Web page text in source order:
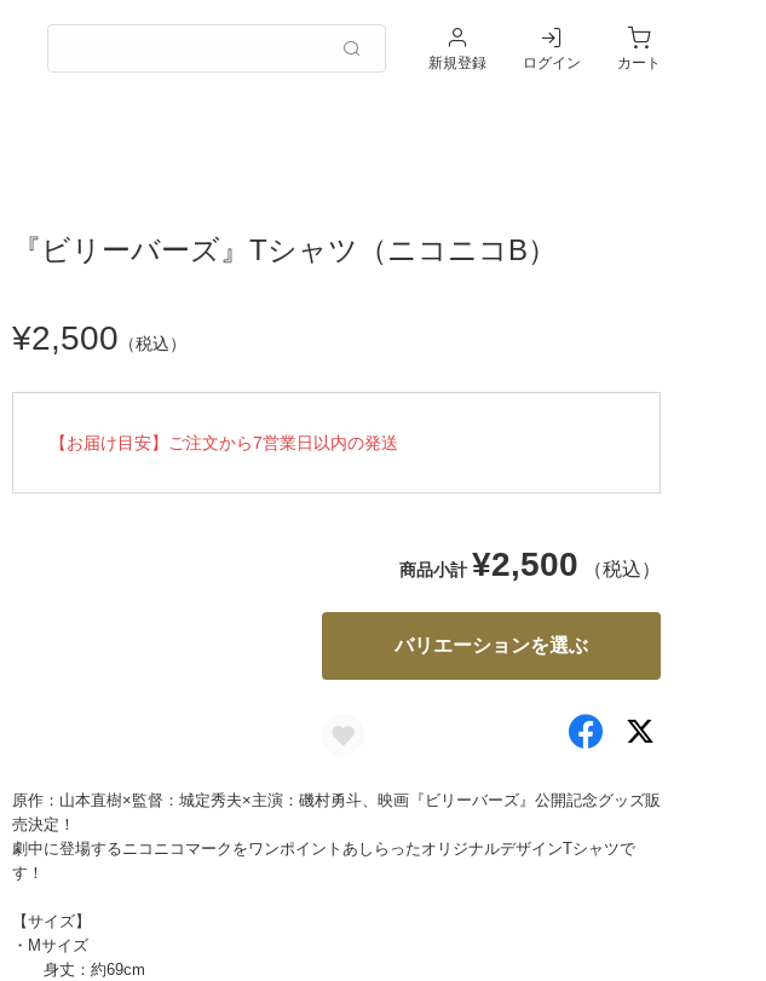
新規登録 ログイン カート
『ビリーバーズ』Tシャツ（ニコニコB）
¥2,500 （税込）
【お届け目安】ご注文から7営業日以内の発送
商品小計 ¥2,500 （税込）
バリエーションを選ぶ